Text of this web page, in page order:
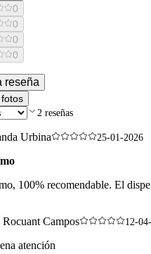
0
0
0
0
reseña
2 reseñas
Urbina 25-01-2026
100% recomendable. El
Campos 12-
atención